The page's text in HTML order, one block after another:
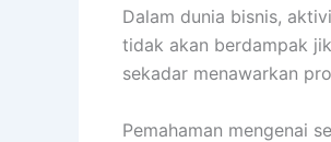
Dalam dunia bisnis,
tidak akan berdampak
sekadar menawarkan
Pemahaman mengenai